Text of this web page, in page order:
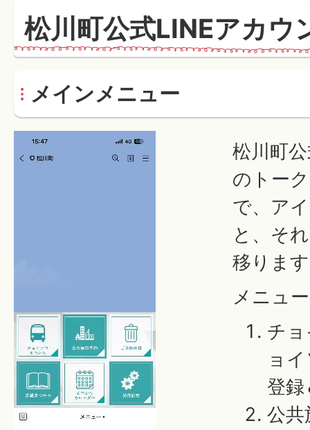
松川町公式LINEアカウ
メインメニュー
松川町
のトー
で、ア
と、そ
移りま
メニュ
チ
ョ
登録
公